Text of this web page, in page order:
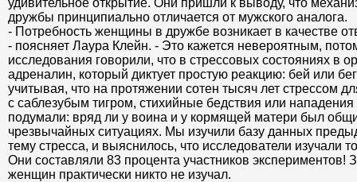
удивительное открытие. Они пришли к выводу, что
дружбы принципиально отличается от мужского аналога.
- Потребность женщины в дружбе возникает в качестве
- поясняет Лаура Клейн. - Это кажется невероятным,
исследования говорили, что в стрессовых состояниях в
адреналин, который диктует простую реакцию: бей или
учитывая, что на протяжении сотен тысяч лет стрессом
с саблезубым тигром, стихийные бедствия или
подумали: вряд ли у воина и у кормящей матери был
чрезвычайных ситуациях. Мы изучили базу данных
тему стресса, и выяснилось, что исследователи изучали
Они составляли 83 процента участников экспериментов!
женщин практически никто не изучал.